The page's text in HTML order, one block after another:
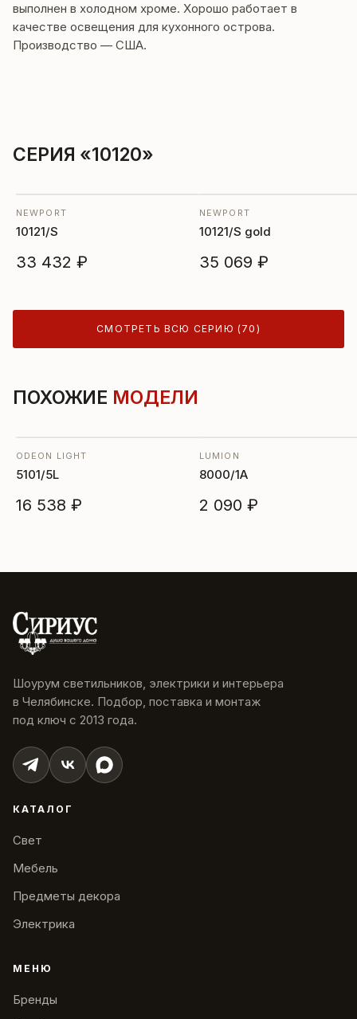
выполнен в холодном хроме. Хорошо работает в
качестве освещения для кухонного острова.
Производство — США.
СЕРИЯ «10120»
NEWPORT
10121/S
33 432 ₽
NEWPORT
10121/S gold
35 069 ₽
СМОТРЕТЬ ВСЮ СЕРИЮ (70)
ПОХОЖИЕ МОДЕЛИ
ODEON LIGHT
5101/5L
16 538 ₽
LUMION
8000/1A
2 090 ₽
Шоурум светильников, электрики и интерьера
в Челябинске. Подбор, поставка и монтаж
под ключ с 2013 года.
КАТАЛОГ
Свет
Мебель
Предметы декора
Электрика
МЕНЮ
Бренды